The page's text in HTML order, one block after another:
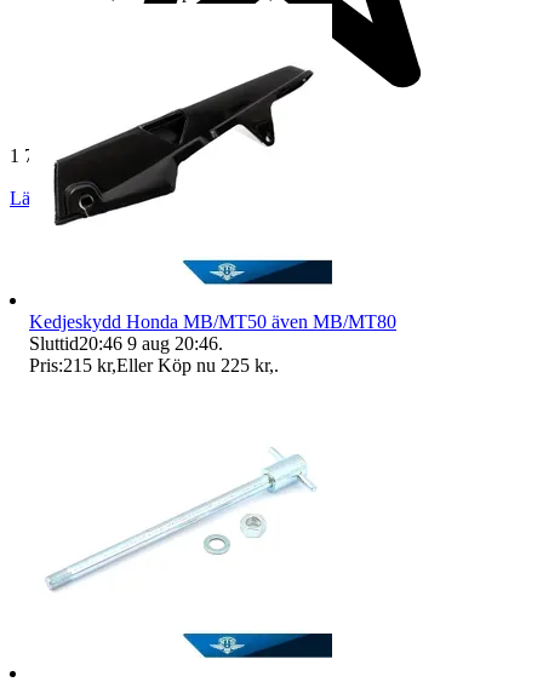
1 784 omdömen
Läs omdömen Följ
Kedjeskydd Honda MB/MT50 även MB/MT80
Sluttid20:46 9 aug 20:46.
Pris:215 kr,Eller Köp nu 225 kr,.